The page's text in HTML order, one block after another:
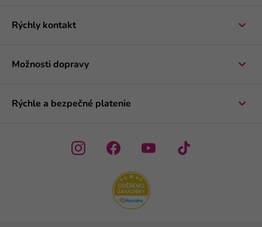
Rýchly kontakt
Možnosti dopravy
Rýchle a bezpečné platenie